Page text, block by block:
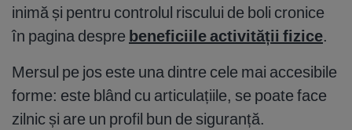
inimă și pentru controlul riscului de boli cronice
în pagina despre beneficiile activității fizice.
Mersul pe jos este una dintre cele mai accesibile
forme: este blând cu articulațiile, se poate face
zilnic și are un profil bun de siguranță.